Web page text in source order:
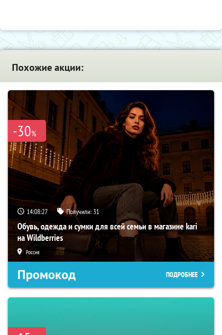
Похожие акции:
-30%
14:08:25 Получили: 31
Обувь, одежда и сумки для всей семьи в магазине kari
на Wildberries
Россия
Промокод ПОДРОБНЕЕ